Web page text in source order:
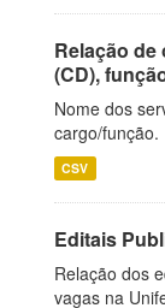
Relação
(CD),
Nome dos
cargo/função.
CSV
Editais
Relação dos
vagas na